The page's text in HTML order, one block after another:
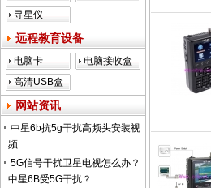
寻星仪
远程教育设备
电脑卡
电脑接收盒
高清USB盒
子网站资讯
中星6b抗5g干扰高频头安装视
频
5G信号干扰卫星电视怎么办？
中星6B受5G干扰？